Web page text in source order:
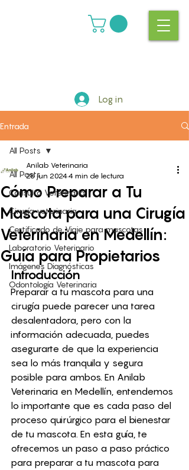
Log in
Entrada
All Posts
Consulta Veterinaria
Cirugía veterinaria
Certificado de Viaje para mascotas
Laboratorio Veterinario
Imágenes Diagnósticas
Odontología Veterinaria
All Posts
Cómo Preparar a Tu
Mascota para una Cirugía
Veterinaria en Medellín:
Guía para Propietarios
Anilab Veterinaria
28 jun 20244 min de lectura
Introducción
Preparar a tu mascota para una
cirugía puede parecer una tarea
desalentadora, pero con la
información adecuada, puedes
asegurarte de que la experiencia
sea lo más tranquila y segura
posible para ambos. En Anilab
Veterinaria en Medellín, entendemos
lo importante que es cada paso del
proceso quirúrgico para el bienestar
de tu mascota. En esta guía, te
ofrecemos un paso a paso práctico
para preparar a tu mascota para